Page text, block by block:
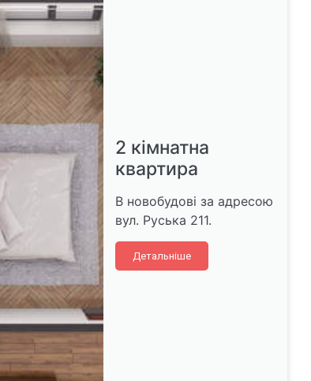
2 кімнатна
квартира
В новобудові за адресою
вул. Руська 211.
Детальніше